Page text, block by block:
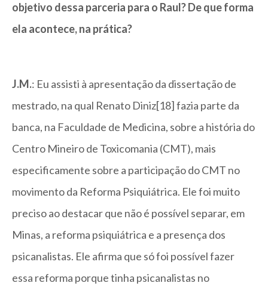
objetivo dessa parceria para o Raul? De que forma
ela acontece, na prática?
J.M.: Eu assisti à apresentação da dissertação de
mestrado, na qual Renato Diniz[18] fazia parte da
banca, na Faculdade de Medicina, sobre a história do
Centro Mineiro de Toxicomania (CMT), mais
especificamente sobre a participação do CMT no
movimento da Reforma Psiquiátrica. Ele foi muito
preciso ao destacar que não é possível separar, em
Minas, a reforma psiquiátrica e a presença dos
psicanalistas. Ele afirma que só foi possível fazer
essa reforma porque tinha psicanalistas no